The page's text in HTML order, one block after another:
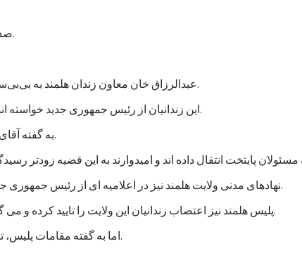
صدها زندانی در ولایت هلمند در جنوب افغانستان اعتصاب غذایی کردند.
عبدالرزاق خان معاون زندان هلمند به بی‌بی‌سی گفت که نزدیک به هزار زندانی در این زندان اعتصاب غذایی کردند.
این زندانیان از رئیس جمهوری جدید خواسته اند که به پرونده های آنها رسیدگی شود و در مجازات شان تخفیف بیاید.
به گفته آقای عبدالرزاق، اعتصاب کنندگان شامل زندانیان جنایی و سیاسی است.
نهادهای مدنی ولایت هلمند نیز در اعلامیه ای از رئیس جمهوری جدید خواستند که به خواستهای مشروع زندانیان پاسخ مثبت داده شود.
پلیس هلمند نیز اعتصاب زندانیان این ولایت را تایید کرده و می گوید که برای تامین امنیت این زندان، شمار بیشتری نیرو فرستاده اند.
اما به گفته مقامات پلیس، تاکنون هیچ خشونتی در جریان اعتصاب زندانیان هلمند رخ نداده است.